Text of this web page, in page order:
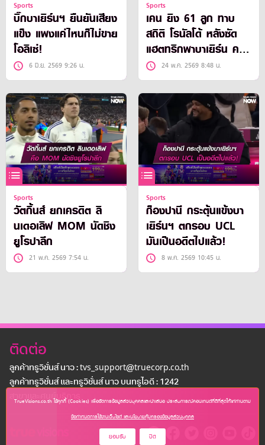
Sports
บิ๊กบาเยิร์นฯ ยืนยันเสียง
แข็ง แพงแค่ไหนก็ไม่ขาย
โอลิเซ่!
6 มิ.ย. 2569 9:26 น.
Sports
เคน ยิง 61 ลูก ทาบ
สถิติ โรนัลโด้ หลังซัด
แฮตทริกพาบาเยิร์น คว้า
ดับเบิลแชมป์
24 พ.ค. 2569 8:48 น.
Sports
วัตกิ้นส์ ยกเครดิต ลิ
นเดอเลิฟ MOM นัดชิง
ยูโรปาลีก
21 พ.ค. 2569 7:54 น.
Sports
ก็องปานี กระตุ้นแข้งบา
เยิร์นฯ ตกรอบ UCL
มันเป็นอดีตไปแล้ว!
8 พ.ค. 2569 10:45 น.
ติดต่อ
ลูกค้าทรูวิชั่นส์ นาว : tvs_support@truecorp.co.th
ลูกค้าทรูวิชั่นส์ และทรูวิชั่นส์ นาว บนทรูไอดี : 1242
สาขาเเละศูนย์บริการ
TrueVisions.co.th ใช้คุกกี้ (Cookies) เพื่อจัดการข้อมูลส่วนบุคคลและนำเสนอ ประสบการณ์คอนเทนต์ที่ดีที่สุดให้แก่ท่านตาม
ข้อกำหนดการใช้งานเว็บไซต์ และนโยบายคุ้มครองข้อมูลส่วนบุคคล
ยอมรับ ปิด